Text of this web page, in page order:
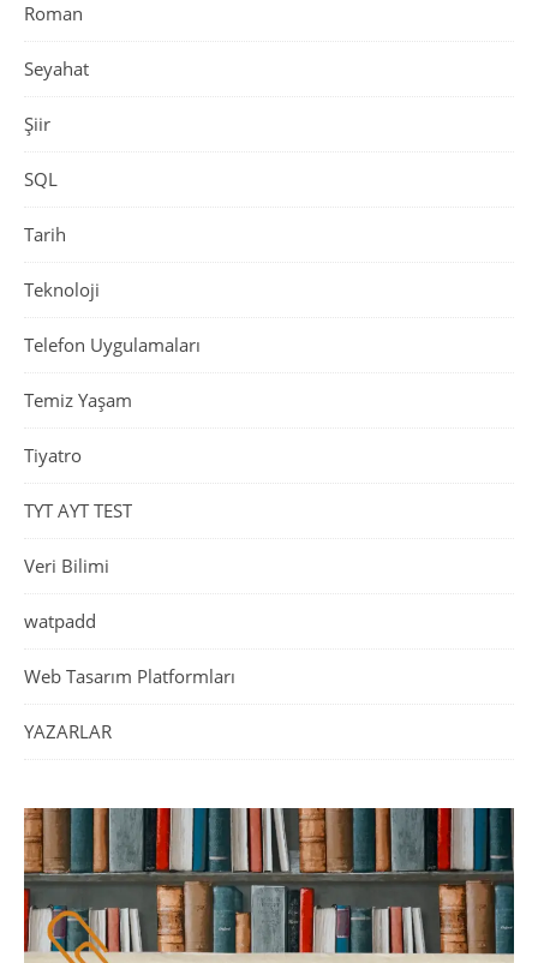
Roman
Seyahat
Şiir
SQL
Tarih
Teknoloji
Telefon Uygulamaları
Temiz Yaşam
Tiyatro
TYT AYT TEST
Veri Bilimi
watpadd
Web Tasarım Platformları
YAZARLAR